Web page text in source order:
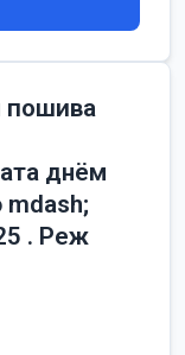
пошива
днём
mdash;
. Реж